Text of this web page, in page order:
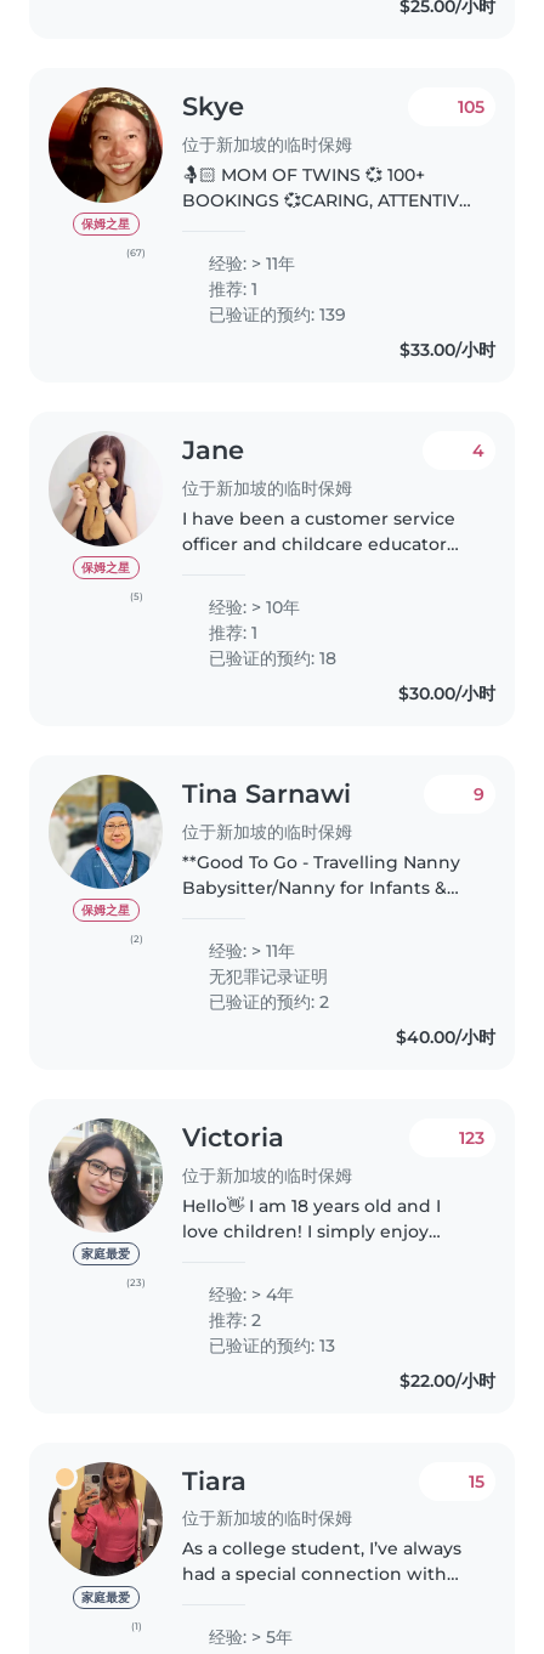
$25.00/小时
保姆之星
(67)
Skye
位于新加坡的临时保姆
105
🤱🏻 MOM OF TWINS 💞 100+
BOOKINGS 💞CARING, ATTENTIVE
Greetings Parents. My favourite
parenting quote: “The days are
long. The years are short”.
Grateful for..
经验: > 11年
推荐: 1
已验证的预约: 139
$33.00/小时
保姆之星
(5)
Jane
位于新加坡的临时保姆
4
I have been a customer service
officer and childcare educator
and tuition centre since i have
graduated from NTU. I have 2
children, boy 18 y.o and..
经验: > 10年
推荐: 1
已验证的预约: 18
$30.00/小时
保姆之星
(2)
Tina Sarnawi
位于新加坡的临时保姆
9
**Good To Go - Travelling Nanny
Babysitter/Nanny for Infants &
Postnatal Therapist Hello, I'm
Tina - A Certified Postnatal &
Newborn Care Nanny based in..
经验: > 11年
无犯罪记录证明
已验证的预约: 2
$40.00/小时
家庭最爱
(23)
Victoria
位于新加坡的临时保姆
123
Hello👋 I am 18 years old and I
love children! I simply enjoy
cousins being the oldest in the
family and even some of..
经验: > 4年
推荐: 2
已验证的预约: 13
$22.00/小时
家庭最爱
(1)
Tiara
位于新加坡的临时保姆
15
As a college student, I’ve always
had a special connection with
cousins or my family friends’
经验: > 5年